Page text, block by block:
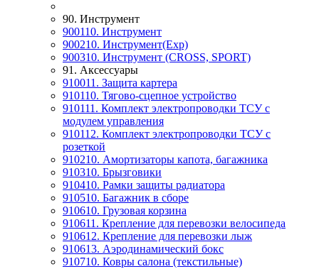
90. Инструмент
900110. Инструмент
900210. Инструмент(Exp)
900310. Инструмент (CROSS, SPORT)
91. Аксессуары
910011. Защита картера
910110. Тягово-сцепное устройство
910111. Комплект электропроводки ТСУ с
модулем управления
910112. Комплект электропроводки ТСУ с
розеткой
910210. Амортизаторы капота, багажника
910310. Брызговики
910410. Рамки защиты радиатора
910510. Багажник в сборе
910610. Грузовая корзина
910611. Крепление для перевозки велосипеда
910612. Крепление для перевозки лыж
910613. Аэродинамический бокс
910710. Ковры салона (текстильные)